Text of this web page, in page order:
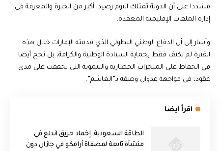
مشددا على أن الدولة تمتلك اليوم رصيدا أكبر من الخبرة والمعرفة في
إدارة الملفات الإقليمية المعقدة.
وأشار إلى أن الدفاع الوطني البطولي الذي قدمته الإمارات خلال هذه
الفترة لم يكتف فقط بحماية السيادة الوطنية والكرامة، بل نجح أيضا
في الحفاظ على المنجزات الحضارية والتنموية التي تحققت على مدى
عقود، في مواجهة عدوان وصفه بـ”الغاشم”.
اقرأ ايضا
‏الطاقة السعودية: إخماد حريق اندلع في
منشأة تابعة لمصفاة أرامكو في جازان دون